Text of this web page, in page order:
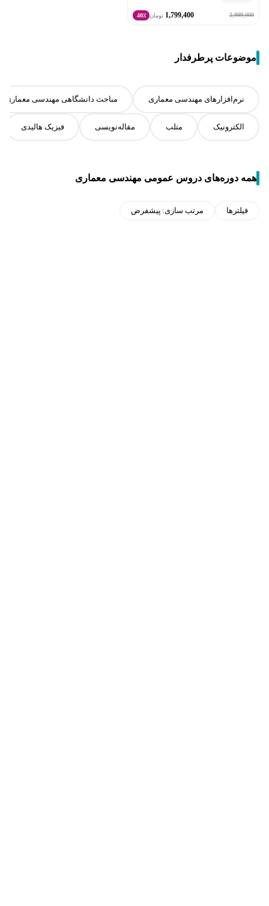
2,999,000
1,799,400 تومان 40٪
موضوعات پرطرفدار
نرم‌افزارهای مهندسی معماری مباحث دانشگاهی مهندسی معماری
الکترونیک متلب مقاله‌نویسی فیزیک هالیدی
همه دوره‌های دروس عمومی مهندسی معماری
فیلترها مرتب سازی: پیشفرض